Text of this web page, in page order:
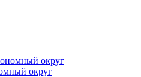
округ
округ